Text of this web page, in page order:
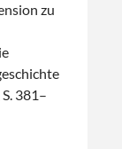
zu
381–